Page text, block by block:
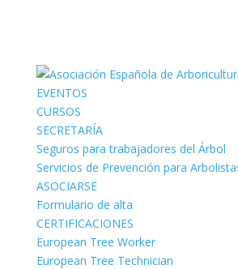
EVENTOS
CURSOS
SECRETARÍA
Seguros para trabajadores del Árbol
Servicios de Prevención para
ASOCIARSE
Formulario de alta
CERTIFICACIONES
European Tree Worker
European Tree Technician